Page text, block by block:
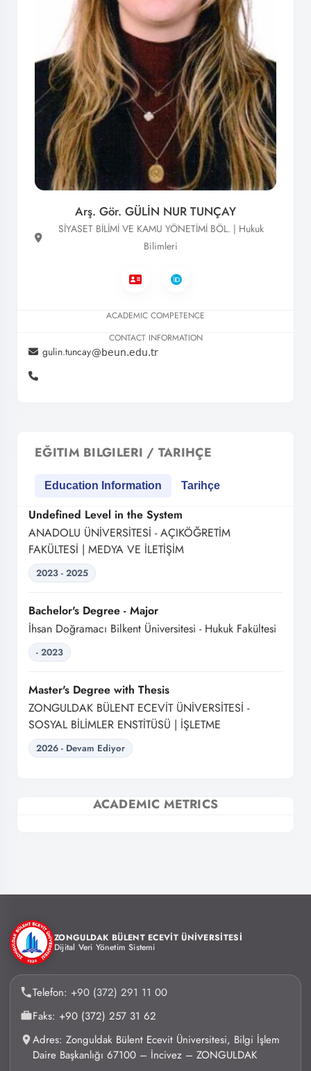
Arş. Gör. GÜLİN NUR TUNÇAY
SİYASET BİLİMİ VE KAMU YÖNETİMİ BÖL. | Hukuk
Bilimleri
ACADEMIC COMPETENCE
CONTACT INFORMATION
gulin.tuncay
EĞITIM BILGILERI / TARIHÇE
Education Information Tarihçe
Undefined Level in the System
ANADOLU ÜNİVERSİTESİ - AÇIKÖĞRETİM
FAKÜLTESİ | MEDYA VE İLETİŞİM
2023 - 2025
Bachelor's Degree - Major
İhsan Doğramacı Bilkent Üniversitesi - Hukuk Fakültesi
- 2023
Master's Degree with Thesis
ZONGULDAK BÜLENT ECEVİT ÜNİVERSİTESİ -
SOSYAL BİLİMLER ENSTİTÜSÜ | İŞLETME
2026 - Devam Ediyor
ACADEMIC METRICS
ZONGULDAK BÜLENT ECEVİT ÜNİVERSİTESİ
Dijital Veri Yönetim Sistemi
Telefon: +90 (372) 291 11 00
Faks: +90 (372) 257 31 62
Adres: Zonguldak Bülent Ecevit Üniversitesi, Bilgi İşlem
Daire Başkanlığı 67100 – İncivez – ZONGULDAK